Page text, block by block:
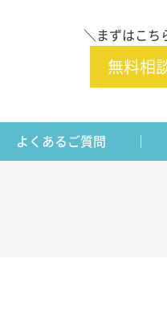
よくあるご質問
＼まずはこち
無料相